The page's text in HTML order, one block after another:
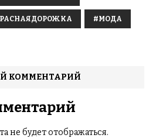
#МОДА
КОММЕНТАРИЙ
не будет отображаться.